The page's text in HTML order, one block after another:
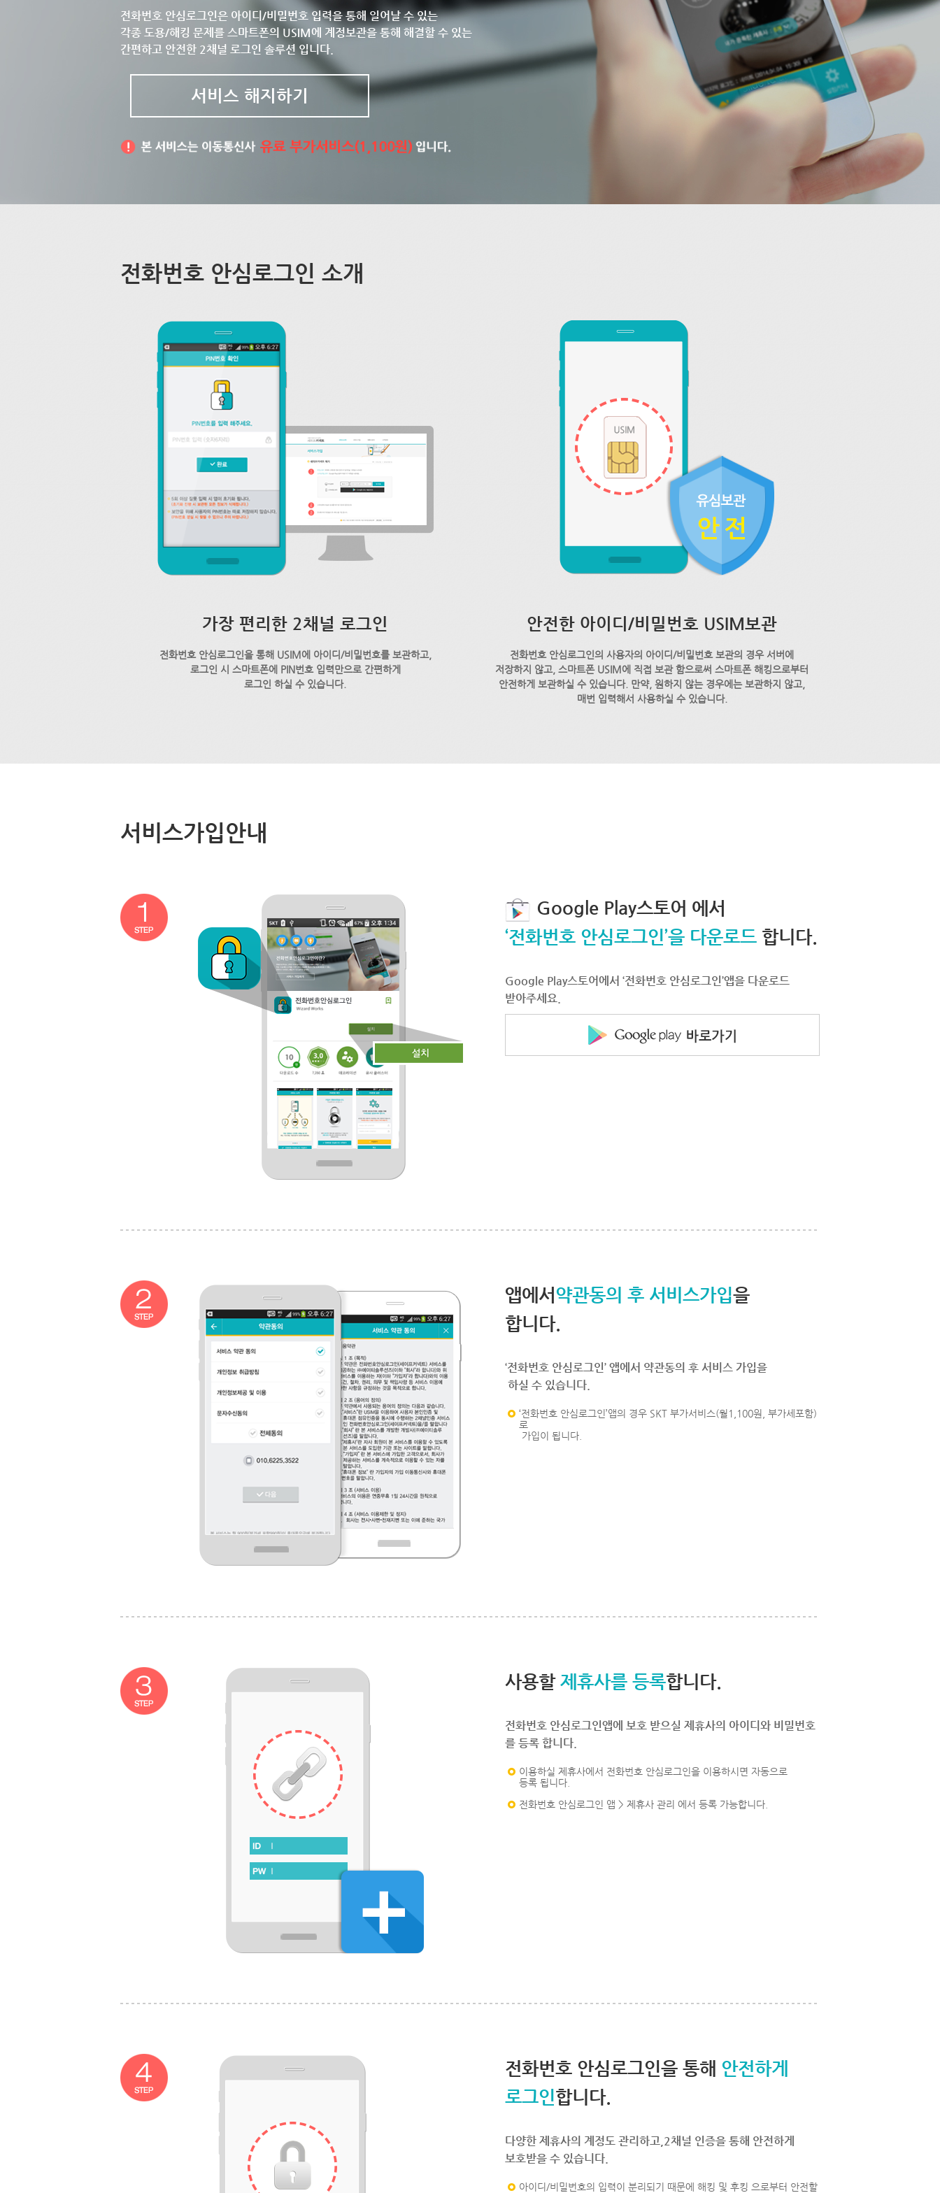
전화번호 안심로그인은 아이디/비밀번호 입력을 통해 일어날 수 있는
각종 도용/해킹 문제를 스마트폰의 USIM에 계정보관을 통해 해결할 수 있는
간편하고 안전한 2채널 로그인 솔루션 입니다.
서비스 해지하기
전화번호 안심로그인 소개
가장 편리한 2채널 로그인
전화번호 안심로그인을 통해 USIM에 아이디/비밀번호를 보관하고,
로그인 시 스마트폰에 PIN번호 입력만으로 간편하게
로그인 하실 수 있습니다.
안전한 아이디/비밀번호 USIM보관
전화번호 안심로그인의 사용자의 아이디/비밀번호 보관의 경우 서버에
저장하지 않고, 스마트폰 USIM에 직접 보관 함으로써 스마트폰 해킹으로부터
안전하게 보관하실 수 있습니다. 만약, 원하지 않는 경우에는 보관하지 않고,
매번 입력해서 사용하실 수 있습니다.
서비스가입안내
Google Play스토어 에서
‘전화번호 안심로그인’을 다운로드 합니다.
Google Play스토어에서 ‘전화번호 안심로그인’앱을 다운로드
받아주세요.
앱에서 약관동의 후 서비스가입을
합니다.
‘전화번호 안심로그인’ 앱에서 약관동의 후 서비스 가입을
하실 수 있습니다.
‘전화번호 안심로그인’앱의 경우 SKT 부가서비스(월1,100원, 부가세포함)
로
가입이 됩니다.
사용할 제휴사를 등록합니다.
전화번호 안심로그인앱에 보호 받으실 제휴사의 아이디와 비밀번호
를 등록 합니다.
이용하실 제휴사에서 전화번호 안심로그인을 이용하시면 자동으로
등록 됩니다.
전화번호 안심로그인 앱 > 제휴사 관리 에서 등록 가능합니다.
전화번호 안심로그인을 통해 안전하게
로그인합니다.
다양한 제휴사의 계정도 관리하고,2채널 인증을 통해 안전하게
보호받을 수 있습니다.
아이디/비밀번호의 입력이 분리되기 때문에 해킹 및 후킹 으로부터 안전할